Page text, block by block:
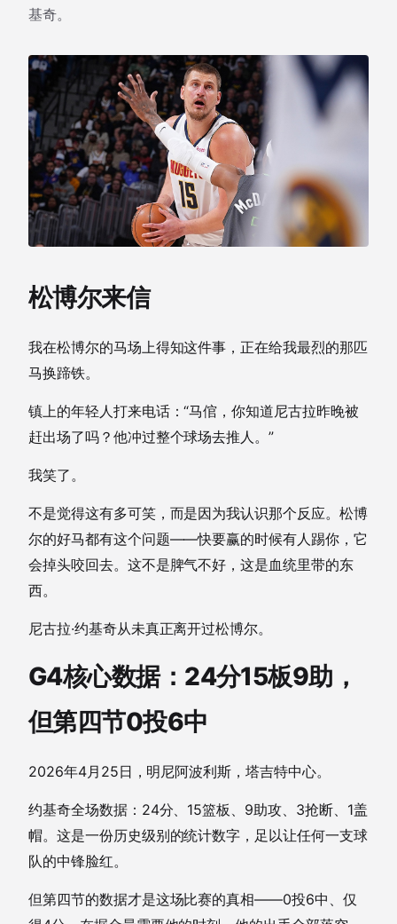
基奇。
松博尔来信
我在松博尔的马场上得知这件事，正在给我最烈的那匹
马换蹄铁。
镇上的年轻人打来电话：“马倌，你知道尼古拉昨晚被
赶出场了吗？他冲过整个球场去推人。”
我笑了。
不是觉得这有多可笑，而是因为我认识那个反应。松博
尔的好马都有这个问题——快要赢的时候有人踢你，它
会掉头咬回去。这不是脾气不好，这是血统里带的东
西。
尼古拉·约基奇从未真正离开过松博尔。
G4核心数据：24分15板9助，
但第四节0投6中
2026年4月25日，明尼阿波利斯，塔吉特中心。
约基奇全场数据：24分、15篮板、9助攻、3抢断、1盖
帽。这是一份历史级别的统计数字，足以让任何一支球
队的中锋脸红。
但第四节的数据才是这场比赛的真相——0投6中、仅